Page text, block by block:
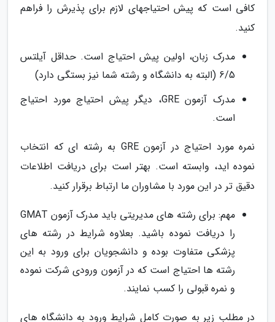
کافی است که پیش احتیاجهای لازم برای پذیرش را فراهم
کنید.
مدرک زبان، اولین پیش احتیاج است. حداقل آیلتس
6/5 (البته به دانشگاه و رشته شما نیز بستگی دارد)
مدرک آزمون GRE، دیگر پیش احتیاج مورد احتیاج
است.
نمره مورد احتیاج در آزمون GRE به رشته ای که انتخاب
نموده اید، وابسته است. بهتر است برای دریافت اطلاعات
دقیق تر در این مورد با مشاوران ما ارتباط برقرار کنید.
مهم: برای رشته های مدیریتی باید مدرک آزمون GMAT
را دریافت نموده باشید. بعلاوه شرایط در رشته های
پزشکی متفاوت بوده و دانشجویان برای ورود به این
رشته ها احتیاج است که در آزمون ورودی شرکت نموده
و نمره قبولی را کسب نمایند.
در مطلب زیر به صورت کامل شرایط ورود به دانشگاه های